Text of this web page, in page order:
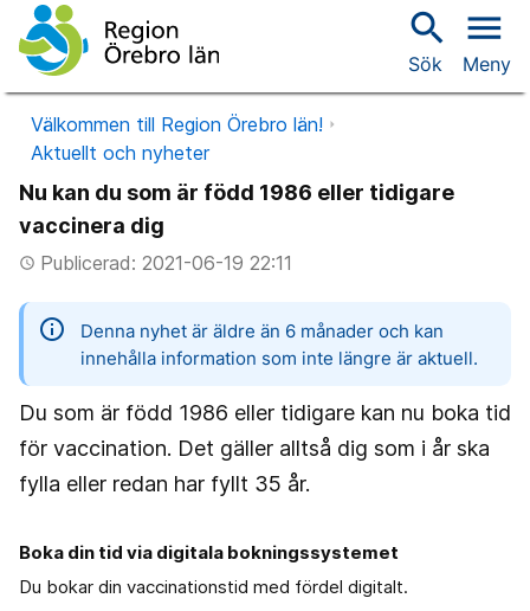
search
Sök
menu
Meny
Välkommen till Region Örebro län!
Aktuellt och nyheter
Nu kan du som är född 1986 eller tidigare
vaccinera dig
access_timePublicerad: 2021-06-19 22:11
information
Denna nyhet är äldre än 6 månader och kan
innehålla information som inte längre är aktuell.
Du som är född 1986 eller tidigare kan nu boka tid
för vaccination. Det gäller alltså dig som i år ska
fylla eller redan har fyllt 35 år.
Boka din tid via digitala bokningssystemet
Du bokar din vaccinationstid med fördel digitalt.